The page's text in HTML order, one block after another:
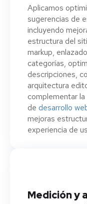
Aplicamos
sugerencias de
incluyendo
estructura del
markup,
categorías,
descripciones,
arquitectura
complementar
de desarrollo
mejoras
experiencia de
Medición y